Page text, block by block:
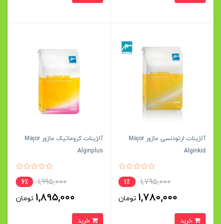
آلژینات ارتودنسی ماژور Major
Alginkid
1,795,000 1٪
1,780,000 تومان
آلژینات کروماتیک ماژور Major
Alginplus
1,995,000 6٪
1,895,000 تومان